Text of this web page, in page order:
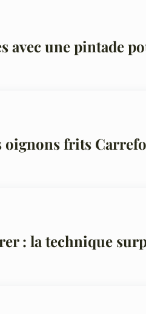
avec une pintade
oignons frits
: la technique